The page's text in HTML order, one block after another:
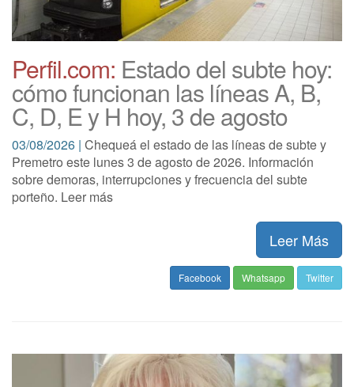
Perfil.com: Estado del subte hoy:
cómo funcionan las líneas A, B,
C, D, E y H hoy, 3 de agosto
03/08/2026 | Chequeá el estado de las líneas de subte y
Premetro este lunes 3 de agosto de 2026. Información
sobre demoras, interrupciones y frecuencia del subte
porteño. Leer más
Leer Más
Facebook Whatsapp Twitter